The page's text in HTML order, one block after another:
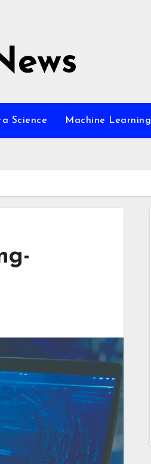
Science Machine Learning